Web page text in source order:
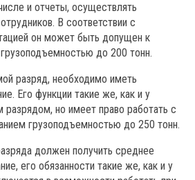
и отчеты, осуществлять
В соответствии с
он может быть допущен к
до 200 тонн.
разряд, необходимо иметь
Его функции такие же, как и у
но имеет право работать с
грузоподъемностью до 250 тонн.
должен получить среднее
его обязанности такие же, как и у